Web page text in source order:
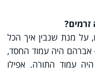
על מנת שנבין איך הכל
אברהם היה עמוד החסד,
עמוד התורה. אפילו